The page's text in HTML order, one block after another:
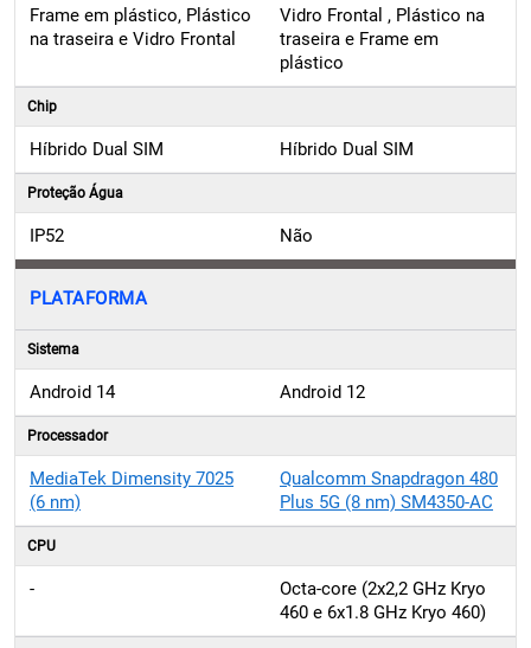
Frame em plástico, Plástico
na traseira e Vidro Frontal
Vidro Frontal , Plástico na
traseira e Frame em
plástico
Chip
Híbrido Dual SIM Híbrido Dual SIM
Proteção Água
IP52 Não
PLATAFORMA
Sistema
Android 14 Android 12
Processador
MediaTek Dimensity 7025
(6 nm)
Qualcomm Snapdragon 480
Plus 5G (8 nm) SM4350-AC
CPU
-
Octa-core (2x2,2 GHz Kryo
460 e 6x1.8 GHz Kryo 460)